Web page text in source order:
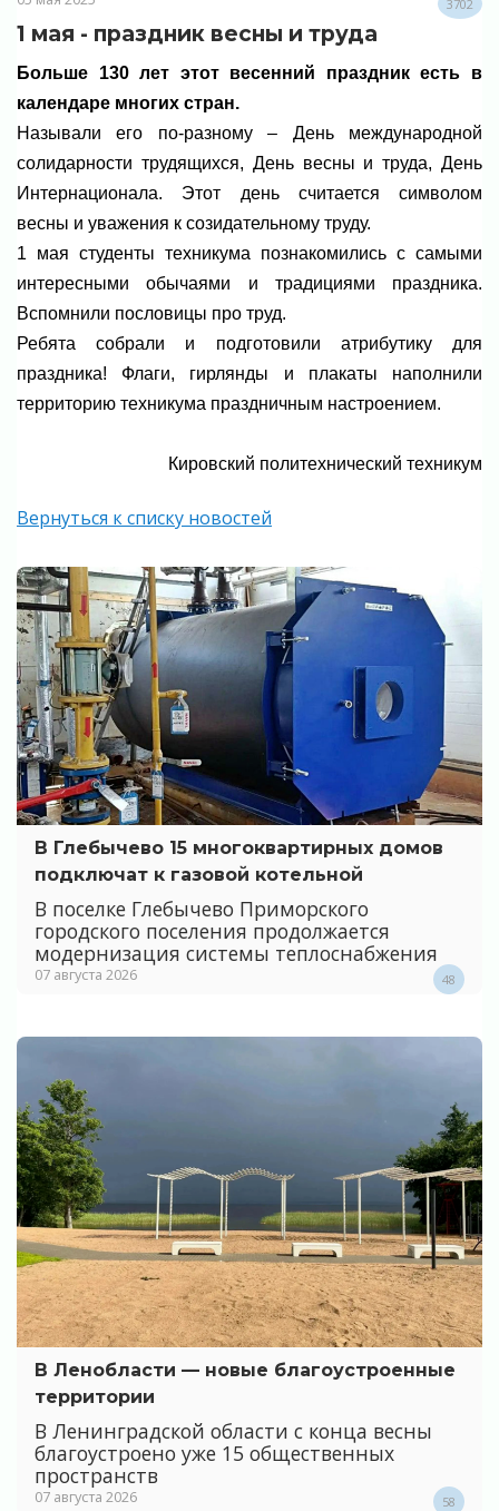
3702
1 мая - праздник весны и труда
Больше 130 лет этот весенний праздник есть в
календаре многих стран.
Называли его по-разному – День международной
солидарности трудящихся, День весны и труда, День
Интернационала. Этот день считается символом
весны и уважения к созидательному труду.
1 мая студенты техникума познакомились с самыми
интересными обычаями и традициями праздника.
Вспомнили пословицы про труд.
Ребята собрали и подготовили атрибутику для
праздника! Флаги, гирлянды и плакаты наполнили
территорию техникума праздничным настроением.
Кировский политехнический техникум
Вернуться к списку новостей
В Глебычево 15 многоквартирных домов
подключат к газовой котельной
В поселке Глебычево Приморского
городского поселения продолжается
модернизация системы теплоснабжения
07 августа 2026 48
В Ленобласти — новые благоустроенные
территории
В Ленинградской области с конца весны
благоустроено уже 15 общественных
пространств
07 августа 2026 58